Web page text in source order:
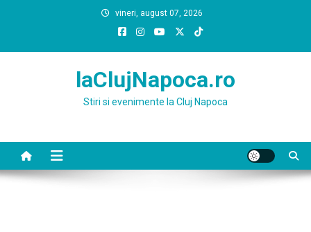
vineri, august 07, 2026
laClujNapoca.ro
Stiri si evenimente la Cluj Napoca